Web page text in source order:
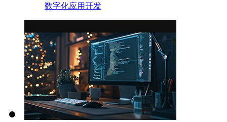
数字化应用开发